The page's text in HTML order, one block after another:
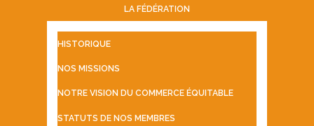
LA FÉDÉRATION
HISTORIQUE
NOS MISSIONS
NOTRE VISION DU COMMERCE ÉQUITABLE
STATUTS DE NOS MEMBRES